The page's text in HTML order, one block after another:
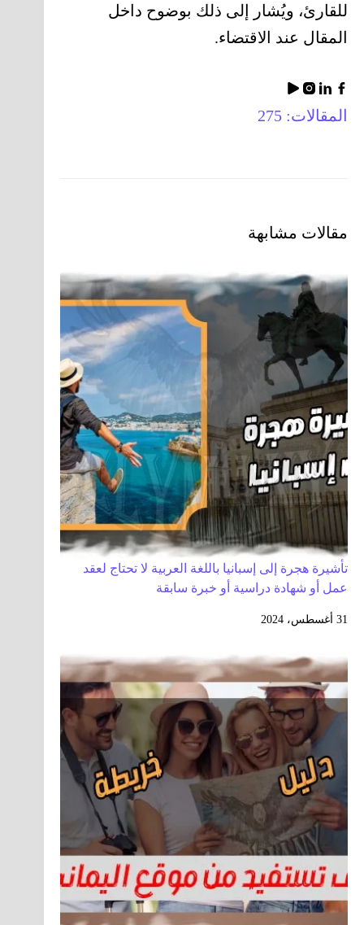
للقارئ، ويُشار إلى ذلك بوضوح داخل
المقال عند الاقتضاء.
المقالات: 275
مقالات مشابهة
تأشيرة هجرة إلى إسبانيا باللغة العربية لا تحتاج لعقد
عمل أو شهادة دراسية أو خبرة سابقة
31 أغسطس، 2024